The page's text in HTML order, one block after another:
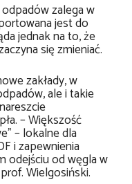
zalega w
jest do
jednak na to, że
się zmieniać.
zakłady, w
ale i takie
– Większość
– lokalne dla
i zapewnienia
odejściu od węgla w
Wielgosiński.